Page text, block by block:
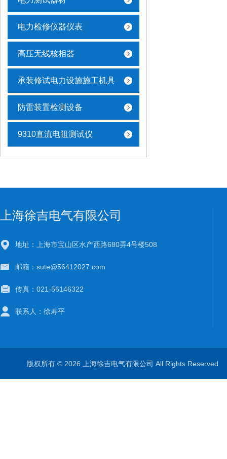
电力检修仪器仪表
高压无线核相器
承装修试电力设施施工机具
防雷装置检测设备
9310直流电阻测试仪
上海徐吉电气有限公司
地址：上海市宝山区水产西路680弄4号楼508
邮箱：sute@56412027.com
传真：021-56146322
联系人：徐寿平
版权所有 © 2026 上海徐吉电气有限公司 All Rights